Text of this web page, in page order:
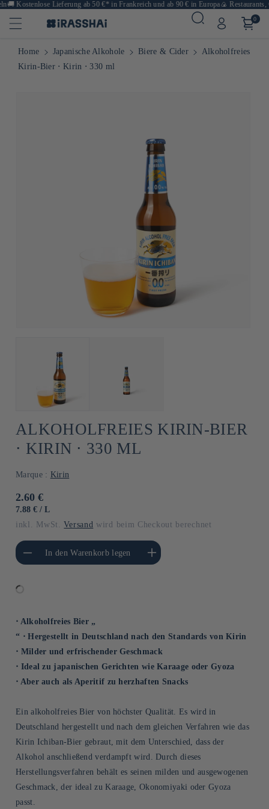
🚚Kostenlose Lieferung ab 50 €* in Frankreich und ab 90 € in Europa🍙 Restaurants,
0
Home Japanische Alkohole Biere & Cider
Alkoholfreies
Kirin-Bier ⋅ Kirin ⋅ 330 ml
ALKOHOLFREIES KIRIN-BIER
⋅ KIRIN ⋅ 330 ML
Marque : Kirin
Normaler
Preis
2.60 €
GRUNDPREIS
7.88 € / PRO
L
inkl. MwSt.Versand wird beim Checkout berechnet
die Menge für
TitleIn den Warenkorb legen
Erhöhe die Menge für Default
Title
⋅ Alkoholfreies Bier „
“ ⋅ Hergestellt in Deutschland nach den Standards von Kirin
⋅ Milder und erfrischender Geschmack
⋅ Ideal zu japanischen Gerichten wie Karaage oder Gyoza
⋅ Aber auch als Aperitif zu herzhaften Snacks
Ein alkoholfreies Bier von höchster Qualität. Es wird in
Deutschland hergestellt und nach dem gleichen Verfahren wie das
Kirin Ichiban-Bier gebraut, mit dem Unterschied, dass der
Alkohol anschließend verdampft wird. Durch dieses
Herstellungsverfahren behält es seinen milden und ausgewogenen
Geschmack, der ideal zu Karaage, Okonomiyaki oder Gyoza
passt.